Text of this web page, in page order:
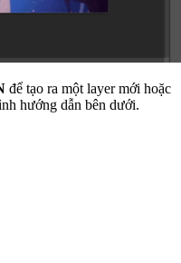
để tạo ra một layer mới hoặc
hướng dẫn bên dưới.